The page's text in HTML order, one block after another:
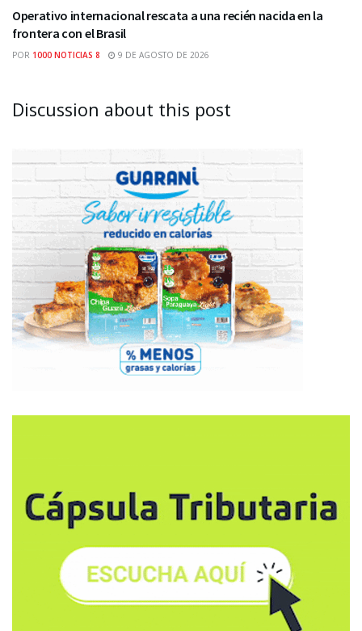
Operativo internacional rescata a una recién nacida en la
frontera con el Brasil
POR 1000 NOTICIAS 8 9 DE AGOSTO DE 2026
Discussion about this post